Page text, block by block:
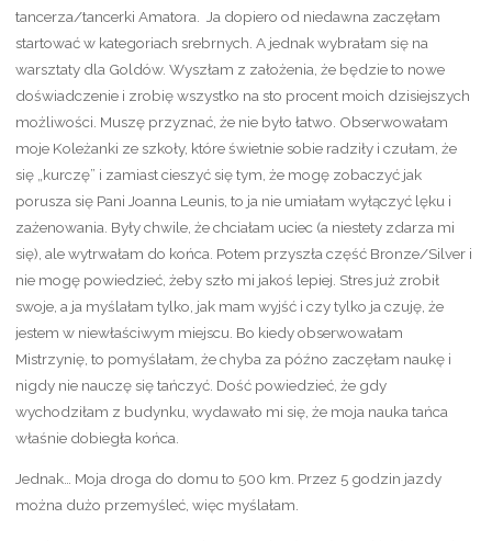
tancerza/tancerki Amatora. Ja dopiero od niedawna zaczęłam
startować w kategoriach srebrnych. A jednak wybrałam się na
warsztaty dla Goldów. Wyszłam z założenia, że będzie to nowe
doświadczenie i zrobię wszystko na sto procent moich dzisiejszych
możliwości. Muszę przyznać, że nie było łatwo. Obserwowałam
moje Koleżanki ze szkoły, które świetnie sobie radziły i czułam, że
się „kurczę” i zamiast cieszyć się tym, że mogę zobaczyć jak
porusza się Pani Joanna Leunis, to ja nie umiałam wyłączyć lęku i
zażenowania. Były chwile, że chciałam uciec (a niestety zdarza mi
się), ale wytrwałam do końca. Potem przyszła część Bronze/Silver i
nie mogę powiedzieć, żeby szło mi jakoś lepiej. Stres już zrobił
swoje, a ja myślałam tylko, jak mam wyjść i czy tylko ja czuję, że
jestem w niewłaściwym miejscu. Bo kiedy obserwowałam
Mistrzynię, to pomyślałam, że chyba za późno zaczęłam naukę i
nigdy nie nauczę się tańczyć. Dość powiedzieć, że gdy
wychodziłam z budynku, wydawało mi się, że moja nauka tańca
właśnie dobiegła końca.
Jednak… Moja droga do domu to 500 km. Przez 5 godzin jazdy
można dużo przemyśleć, więc myślałam.